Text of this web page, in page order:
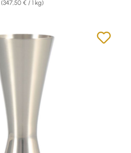
(347,50 € / 1 kg)